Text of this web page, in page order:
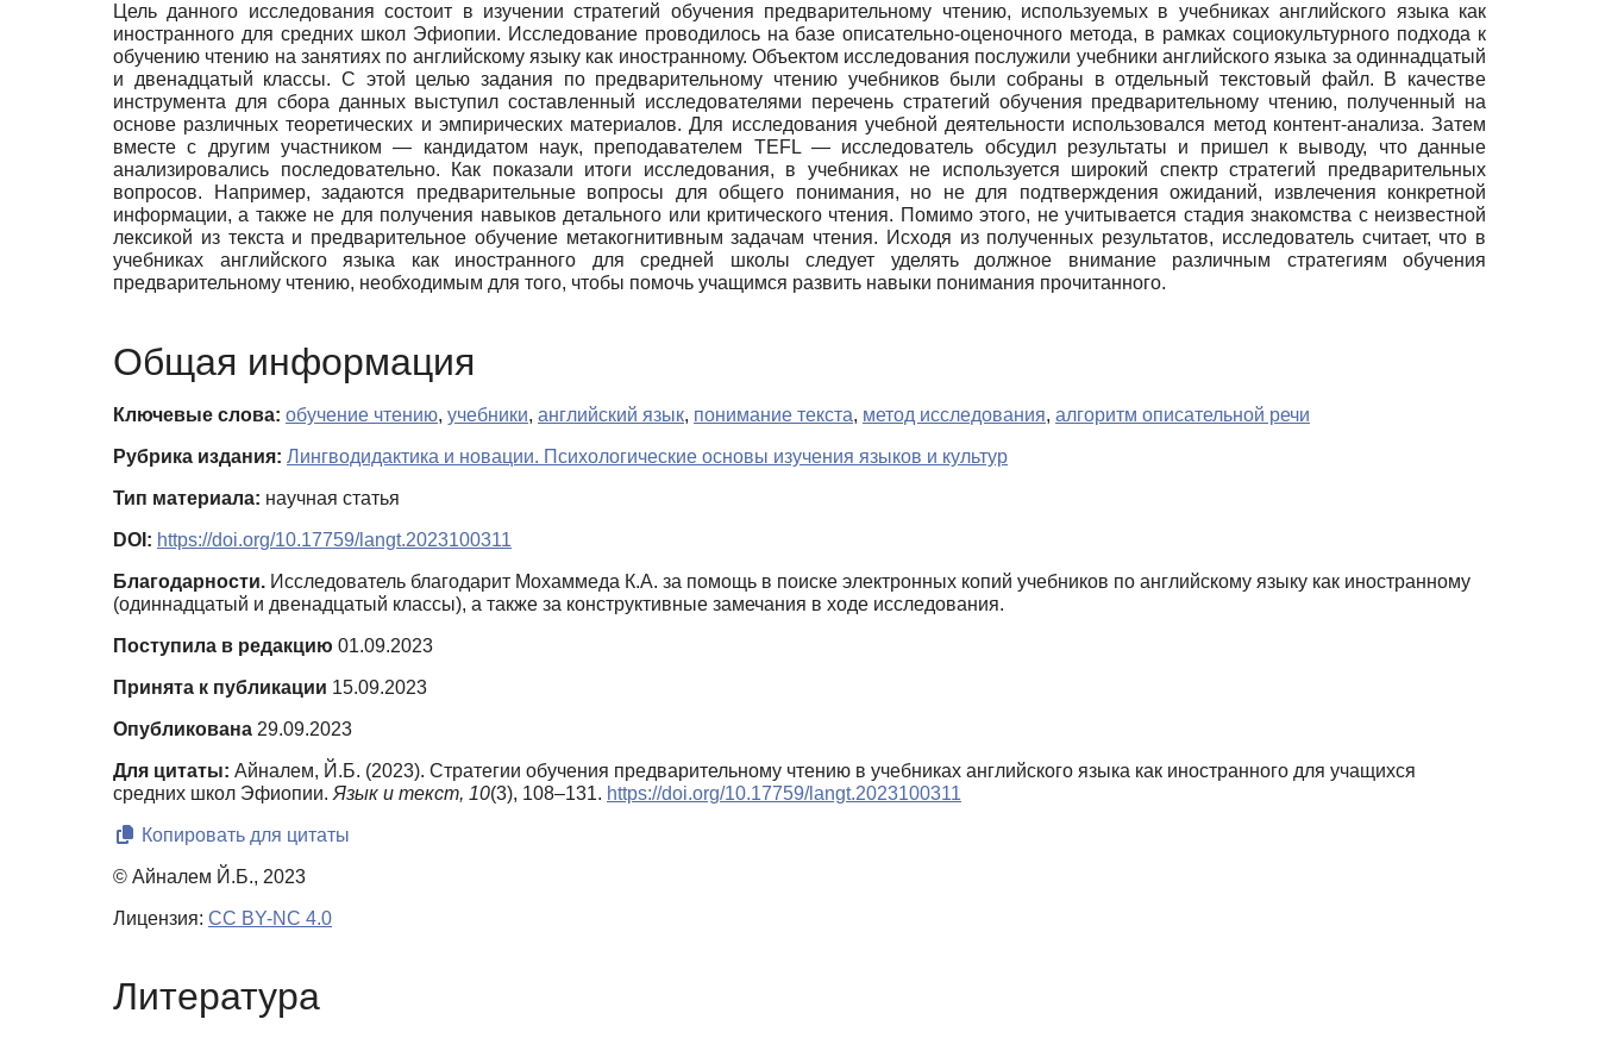
Цель данного исследования состоит в изучении стратегий обучения предварительному чтению, используемых в учебниках английского языка как
иностранного для средних школ Эфиопии. Исследование проводилось на базе описательно-оценочного метода, в рамках социокультурного подхода к
обучению чтению на занятиях по английскому языку как иностранному. Объектом исследования послужили учебники английского языка за одиннадцатый
и двенадцатый классы. С этой целью задания по предварительному чтению учебников были собраны в отдельный текстовый файл. В качестве
инструмента для сбора данных выступил составленный исследователями перечень стратегий обучения предварительному чтению, полученный на
основе различных теоретических и эмпирических материалов. Для исследования учебной деятельности использовался метод контент-анализа. Затем
вместе с другим участником — кандидатом наук, преподавателем TEFL — исследователь обсудил результаты и пришел к выводу, что данные
анализировались последовательно. Как показали итоги исследования, в учебниках не используется широкий спектр стратегий предварительных
вопросов. Например, задаются предварительные вопросы для общего понимания, но не для подтверждения ожиданий, извлечения конкретной
информации, а также не для получения навыков детального или критического чтения. Помимо этого, не учитывается стадия знакомства с неизвестной
лексикой из текста и предварительное обучение метакогнитивным задачам чтения. Исходя из полученных результатов, исследователь считает, что в
учебниках английского языка как иностранного для средней школы следует уделять должное внимание различным стратегиям обучения
предварительному чтению, необходимым для того, чтобы помочь учащимся развить навыки понимания прочитанного.
Общая информация
Ключевые слова: обучение чтению, учебники, английский язык, понимание текста, метод исследования, алгоритм описательной речи
Рубрика издания: Лингводидактика и новации. Психологические основы изучения языков и культур
Тип материала: научная статья
DOI: https://doi.org/10.17759/langt.2023100311
Благодарности. Исследователь благодарит Мохаммеда К.А. за помощь в поиске электронных копий учебников по английскому языку как иностранному
(одиннадцатый и двенадцатый классы), а также за конструктивные замечания в ходе исследования.
Поступила в редакцию 01.09.2023
Принята к публикации 15.09.2023
Опубликована 29.09.2023
Для цитаты: Айналем, Й.Б. (2023). Стратегии обучения предварительному чтению в учебниках английского языка как иностранного для учащихся
средних школ Эфиопии. Язык и текст, 10(3), 108–131. https://doi.org/10.17759/langt.2023100311
Копировать для цитаты
© Айналем Й.Б., 2023
Лицензия: CC BY-NC 4.0
Литература